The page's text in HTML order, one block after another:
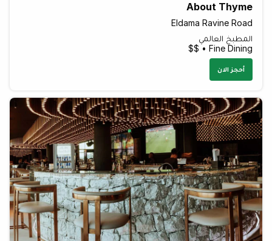
About Thyme
Eldama Ravine Road
المطبخ العالمي
Fine Dining • $$
أحجز الان